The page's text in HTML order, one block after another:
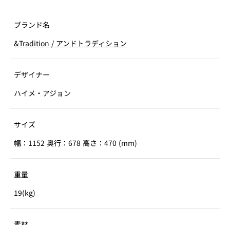
ブランド名
&Tradition / アンドトラディション
デザイナー
ハイメ・アジョン
サイズ
幅：1152 奥行：678 高さ：470 (mm)
重量
19(kg)